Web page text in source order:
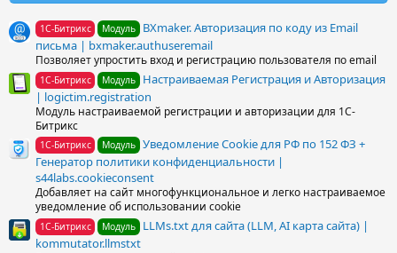
1С-Битрикс Модуль
BXmaker. Авторизация по коду из Email
письма | bxmaker.authuseremail
Позволяет упростить вход и регистрацию пользователя по email
1С-Битрикс Модуль
Настраиваемая Регистрация и Авторизация
| logictim.registration
Модуль настраиваемой регистрации и авторизации для 1С-
Битрикс
1С-Битрикс Модуль Уведомление Сookie для РФ по 152 ФЗ +
Генератор политики конфиденциальности |
s44labs.cookieconsent
Добавляет на сайт многофункциональное и легко настраиваемое
уведомление об использовании cookie
1С-Битрикс Модуль
LLMs.txt для сайта (LLM, AI карта сайта) |
kommutator.llmstxt